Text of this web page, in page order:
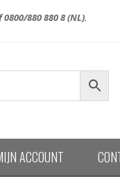
0800/880 880 8(NL).
ACCOUNT